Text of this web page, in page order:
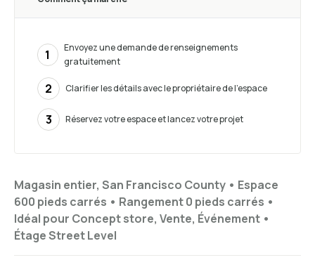
Magasin entier, San Francisco County • Espace
600 pieds carrés • Rangement0 pieds carrés •
Idéal pour Concept store, Vente, Événement •
ÉtageStreet Level
1
Envoyez une demande de renseignements
gratuitement
2 Clarifier les détails avec le propriétaire de l’espace
3 Réservez votre espace et lancez votre projet